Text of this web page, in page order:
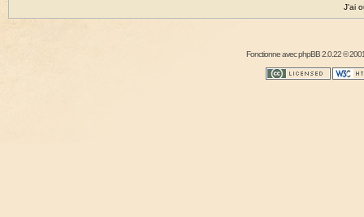
J'ai
Fonctionne avecphpBB2.0.22 ©